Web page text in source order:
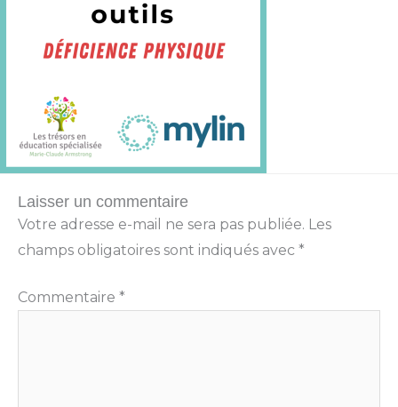
Laisser un commentaire
Votre adresse e-mail ne sera pas publiée. Les
champs obligatoires sont indiqués avec *
Commentaire *